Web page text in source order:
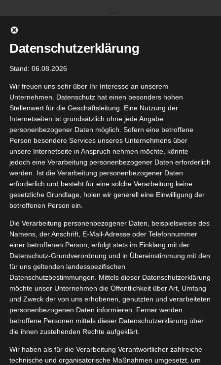
springen
Gehe zu ...
Zeige
grösseres
Bild
Datenschutzerklärung
Stand: 06.08.2026
Wir freuen uns sehr über Ihr Interesse an unserem
Unternehmen. Datenschutz hat einen besonders hohen
Stellenwert für die Geschäftsleitung. Eine Nutzung der
Internetseiten ist grundsätzlich ohne jede Angabe
personenbezogener Daten möglich. Sofern eine betroffene
Person besondere Services unseres Unternehmens über
unsere Internetseite in Anspruch nehmen möchte, könnte
jedoch eine Verarbeitung personenbezogener Daten erforderlich
werden. Ist die Verarbeitung personenbezogener Daten
erforderlich und besteht für eine solche Verarbeitung keine
gesetzliche Grundlage, holen wir generell eine Einwilligung der
betroffenen Person ein.
Die Verarbeitung personenbezogener Daten, beispielsweise des
Namens, der Anschrift, E-Mail-Adresse oder Telefonnummer
einer betroffenen Person, erfolgt stets im Einklang mit der
Datenschutz-Grundverordnung und in Übereinstimmung mit den
für uns geltenden landesspezifischen
Datenschutzbestimmungen. Mittels dieser Datenschutzerklärung
möchte unser Unternehmen die Öffentlichkeit über Art, Umfang
und Zweck der von uns erhobenen, genutzten und verarbeiteten
personenbezogenen Daten informieren. Ferner werden
betroffene Personen mittels dieser Datenschutzerklärung über
die ihnen zustehenden Rechte aufgeklärt.
Wir haben als für die Verarbeitung Verantwortlicher zahlreiche
technische und organisatorische Maßnahmen umgesetzt, um